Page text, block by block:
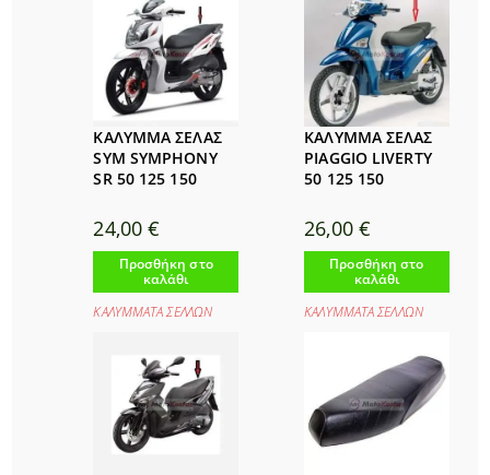
ΚΑΛΥΜΜΑ ΣΕΛΑΣ
SYM SYMPHONY
SR 50 125 150
24,00€
Προσθήκη στο
καλάθι
ΚΑΛΥΜΜΑΤΑ ΣΕΛΛΩΝ
ΚΑΛΥΜΜΑ ΣΕΛΑΣ
PIAGGIO LIVERTY
50 125 150
26,00 €
Προσθήκη στο
καλάθι
ΚΑΛΥΜΜΑΤΑ ΣΕΛΛΩΝ